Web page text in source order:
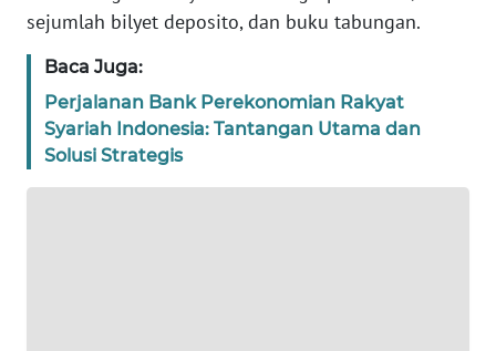
sejumlah bilyet deposito, dan buku tabungan.
Baca Juga:
Perjalanan Bank Perekonomian Rakyat
Syariah Indonesia: Tantangan Utama dan
Solusi Strategis
KARIR
DISCLAIMER